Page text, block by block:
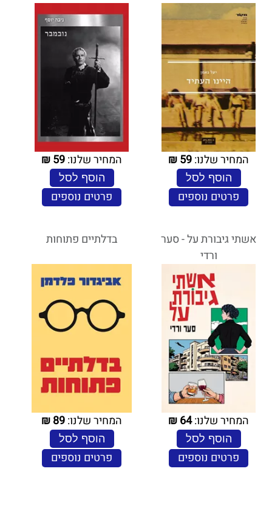
המחיר שלנו:59
₪
הוסף לסל
פרטים נוספים
המחיר שלנו:59
₪
הוסף לסל
פרטים נוספים
אשתי גיבורת על - סער
ורדי
המחיר שלנו:64
₪
הוסף לסל
פרטים נוספים
בדלתיים פתוחות
המחיר שלנו:89
₪
הוסף לסל
פרטים נוספים